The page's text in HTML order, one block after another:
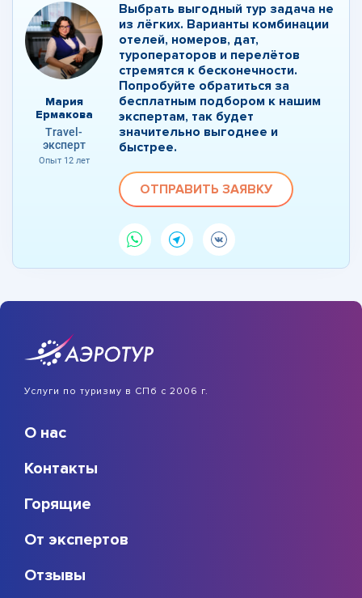
Мария
Ермакова
Travel-
эксперт
Опыт 12 лет
Выбрать выгодный тур задача не
из лёгких. Варианты комбинации
отелей, номеров, дат,
туроператоров и перелётов
стремятся к бесконечности.
Попробуйте обратиться за
бесплатным подбором к нашим
экспертам, так будет
значительно выгоднее и
быстрее.
ОТПРАВИТЬ ЗАЯВКУ
Услуги по туризму в СПб с 2006 г.
О нас
Контакты
Горящие
От экспертов
Отзывы